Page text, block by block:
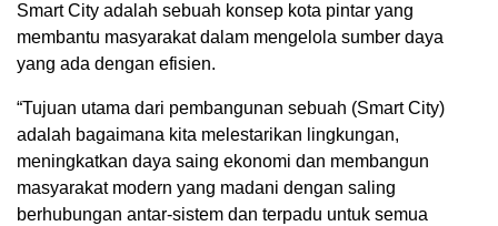
Smart City adalah sebuah konsep kota pintar yang
membantu masyarakat dalam mengelola sumber daya
yang ada dengan efisien.
“Tujuan utama dari pembangunan sebuah (Smart City)
adalah bagaimana kita melestarikan lingkungan,
meningkatkan daya saing ekonomi dan membangun
masyarakat modern yang madani dengan saling
berhubungan antar-sistem dan terpadu untuk semua